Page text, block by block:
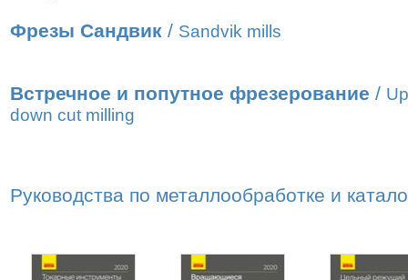
Фрезы Сандвик / Sandvik mills
Встречное и попутное фрезерование /
down cut milling
Руководства по металлообработке и